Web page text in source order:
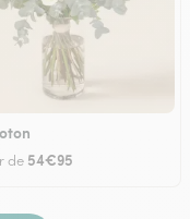
de 54€95